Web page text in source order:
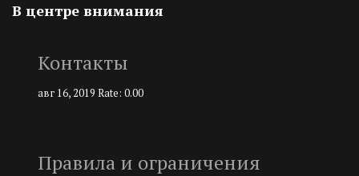
В центре внимания
Контакты
авг 16, 2019 Rate: 0.00
Правила и ограничения